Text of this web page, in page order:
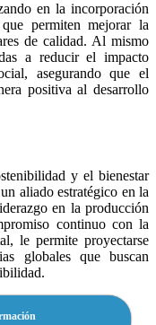
en la incorporación
permiten mejorar la
de calidad. Al mismo
a reducir el impacto
asegurando que el
positiva al desarrollo
y el bienestar
aliado estratégico en la
en la producción
continuo con la
le permite proyectarse
globales que buscan